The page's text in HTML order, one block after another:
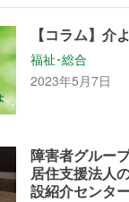
【コラム】介
福祉･総合
2023年5月7日
障害者グルー
居住支援法人
設紹介センタ